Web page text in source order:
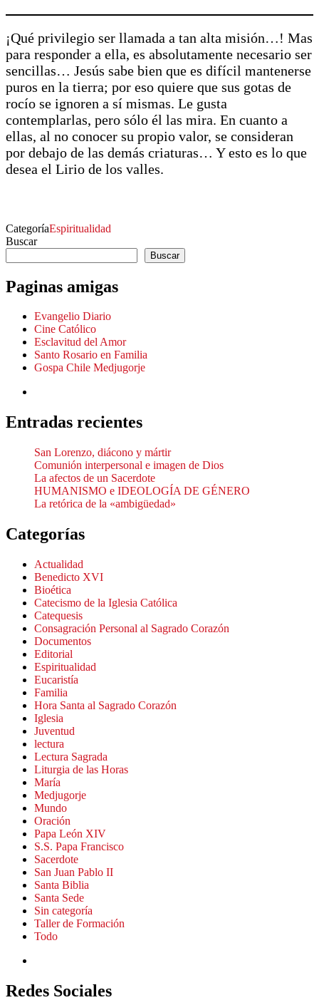
¡Qué privilegio ser llamada a tan alta misión…! Mas
para responder a ella, es absolutamente necesario ser
sencillas… Jesús sabe bien que es difícil mantenerse
puros en la tierra; por eso quiere que sus gotas de
rocío se ignoren a sí mismas. Le gusta
contemplarlas, pero sólo él las mira. En cuanto a
ellas, al no conocer su propio valor, se consideran
por debajo de las demás criaturas… Y esto es lo que
desea el Lirio de los valles.
CategoríaEspiritualidad
Buscar
Buscar
Paginas amigas
Evangelio Diario
Cine Católico
Esclavitud del Amor
Santo Rosario en Familia
Gospa Chile Medjugorje
Entradas recientes
San Lorenzo, diácono y mártir
Comunión interpersonal e imagen de Dios
La afectos de un Sacerdote
HUMANISMO e IDEOLOGÍA DE GÉNERO
La retórica de la «ambigüedad»
Categorías
Actualidad
Benedicto XVI
Bioética
Catecismo de la Iglesia Católica
Catequesis
Consagración Personal al Sagrado Corazón
Documentos
Editorial
Espiritualidad
Eucaristía
Familia
Hora Santa al Sagrado Corazón
Iglesia
Juventud
lectura
Lectura Sagrada
Liturgia de las Horas
María
Medjugorje
Mundo
Oración
Papa León XIV
S.S. Papa Francisco
Sacerdote
San Juan Pablo II
Santa Biblia
Santa Sede
Sin categoría
Taller de Formación
Todo
Redes Sociales